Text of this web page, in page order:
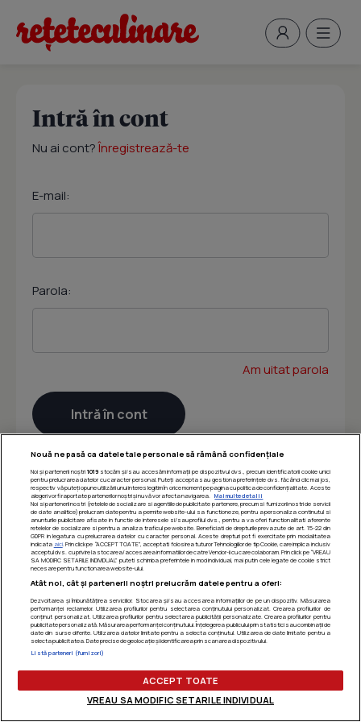
Intră în cont
Nu ai cont?Înregistrează-te
E-mail:
Parola:
Am uitat parola
Nouă ne pasă ca datele tale personale să rămână confidențiale
Noi și partenerii noștri 1019stocăm și/sau accesăm informații pe dispozitivul dvs., precum identificatorii cookie unici
pentru prelucrarea datelor cu caracter personal. Puteți accepta sau gestiona preferințele dvs. făcând clic mai jos,
respectiv vă puteți opune utilizării unui interes legitim în orice moment pe pagina cu politica de confidențialitate. Aceste
alegeri vor fi raportate partenerilor noștri și nu vă vor afecta navigarea.
Mai multe detalii
Noi si partenerii nostri (retelele de socializare si agentiile de publicitate partenere, precum si furnizorii nostri de servicii
de date analitice) prelucram date pentru a permite website-ului sa functioneze, pentru a personaliza continutul si
anunturile publicitare afisate in functie de interesele si/sau profilul dvs., pentru a va oferi functionalitati aferente
retelelor de socializare si pentru a analiza traficul pe website. Beneficiati de drepturile prevazute de art. 15-22 din
GDPR in legatura cu prelucrarea datelor cu caracter personal. Aceste drepturi pot fi exercitate prin modalitatea
indicata aici. Prin click pe “ACCEPT TOATE”, acceptati folosirea tuturor Tehnologiilor de tip Cookie, care implica inclusiv
acceptul dvs. cu privire la stocarea/accesarea informatiilor de catre Vendor-ii cu care colaboram. Prin click pe “VREAU
SA MODIFIC SETARILE INDIVIDUAL” puteti schimba preferintele in mod individual, mai putin cele legate de cookie strict
necesare pentru functionarea website-ului.
Atât noi, cât și partenerii noștri prelucrăm datele pentru a oferi:
Dezvoltarea și îmbunătățirea serviciilor. Stocarea și/sau accesarea informațiilor de pe un dispozitiv. Măsurarea
performanței reclamelor. Utilizarea profilurilor pentru selectarea conținutului personalizat. Crearea profilurilor de
conținut personalizat. Utilizarea profilurilor pentru selectarea publicității personalizate. Crearea profilurilor pentru
publicitate personalizată. Măsurarea performanței conținutului. Înțelegerea publicului prin statistici sau combinații de
date din surse diferite. Utilizarea datelor limitate pentru a selecta conținutul. Utilizarea de date limitate pentru a
selecta publicitatea. Date precise de geolocație și identificarea prin scanarea dispozitivului.
Listă parteneri (furnizori)
ACCEPT TOATE
VREAU SA MODIFIC SETARILE INDIVIDUAL